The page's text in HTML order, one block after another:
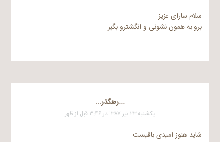
سلام سارای عزیز..
برو به همون نشونی و انگشترو بگیر..
...رهگذر...
یکشنبه ۲۳ تیر ۱۳۸۷ در ۳:۴۶ قبل از ظهر
شاید هنوز امیدی باقیست..